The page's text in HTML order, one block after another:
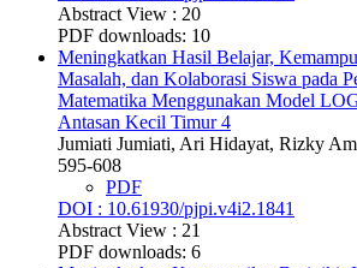
Abstract View : 20
PDF downloads: 10
Meningkatkan Hasil Belajar,
Masalah, dan Kolaborasi Siswa pada
Matematika Menggunakan Model
Antasan Kecil Timur 4
Jumiati Jumiati, Ari Hidayat, Rizky
595-608
PDF
DOI : 10.61930/pjpi.v4i2.1841
Abstract View : 21
PDF downloads: 6